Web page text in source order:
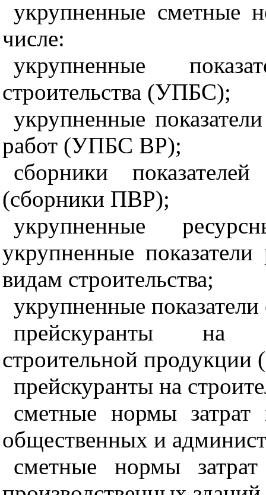
укрупненные сметные
числе:
укрупненные
строительства (УПБС);
укрупненные
работ (УПБС ВР);
сборники
(сборники ПВР);
укрупненные
укрупненные
видам строительства;
укрупненные
прейскуранты на
строительной
прейскуранты на
сметные нормы затрат
общественных и
сметные нормы